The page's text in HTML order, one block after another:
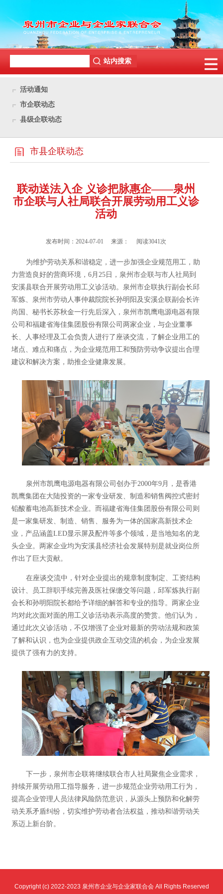
活动通知
市企联动态
县级企联动态
市县企联动态
联动送法入企 义诊把脉惠企——泉州
市企联与人社局联合开展劳动用工义诊
活动
发布时间：2024-07-01 来源： 阅读3041次
为维护劳动关系和谐稳定，进一步加强企业规范用工，助
力营造良好的营商环境，6月25日，泉州市企联与市人社局到
安溪县联合开展劳动用工义诊活动。泉州市企联执行副会长邱
军炼、泉州市劳动人事仲裁院院长孙明阳及安溪企联副会长许
尚国、秘书长苏秋金一行先后深入，泉州市凯鹰电源电器有限
公司和福建省海佳集团股份有限公司两家企业，与企业董事
长、人事经理及工会负责人进行了座谈交流，了解企业用工的
堵点、难点和痛点，为企业规范用工和预防劳动争议提出合理
建议和解决方案，助推企业健康发展。
泉州市凯鹰电源电器有限公司创办于2000年9月，是香港
凯鹰集团在大陆投资的一家专业研发、制造和销售阀控式密封
铅酸蓄电池高新技术企业。而福建省海佳集团股份有限公司则
是一家集研发、制造、销售、服务为一体的国家高新技术企
业，产品涵盖LED显示屏及配件等多个领域，是当地知名的龙
头企业。两家企业均为安溪县经济社会发展特别是就业岗位所
作出了巨大贡献。
在座谈交流中，针对企业提出的规章制度制定、工资结构
设计、员工辞职手续完善及医社保缴交等问题，邱军炼执行副
会长和孙明阳院长都给予详细的解答和专业的指导。两家企业
均对此次面对面的用工义诊活动表示高度的赞赏。他们认为，
通过此次义诊活动，不仅增强了企业对最新的劳动法规和政策
了解和认识，也为企业提供政企互动交流的机会，为企业发展
提供了强有力的支持。
下一步，泉州市企联将继续联合市人社局聚焦企业需求，
持续开展劳动用工指导服务，进一步规范企业劳动用工行为，
提高企业管理人员法律风险防范意识，从源头上预防和化解劳
动关系矛盾纠纷，切实维护劳动者合法权益，推动和谐劳动关
系迈上新台阶。
Copyright (c) 2022-2023 泉州市企业与企业家联合会 All Rights Reserved